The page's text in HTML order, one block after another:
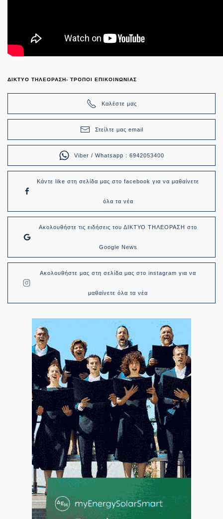
ΔΙΚΤΥΟ ΤΗΛΕΟΡΑΣΗ- ΤΡΟΠΟΙ ΕΠΙΚΟΙΝΩΝΙΑΣ
Καλέστε μας
Στείλτε μας email
Viber / Whatsapp : 6942053400
Κάντε like στη σελίδα μας στο facebook για να μαθαίνετε
όλα τα νέα
Ακολουθήστε τις ειδήσεις του ΔΙΚΤΥΟ ΤΗΛΕΟΡΑΣΗ στο
Google News
Ακολουθήστε μας στη σελίδα μας στο instagram για να
μαθαίνετε όλα τα νέα